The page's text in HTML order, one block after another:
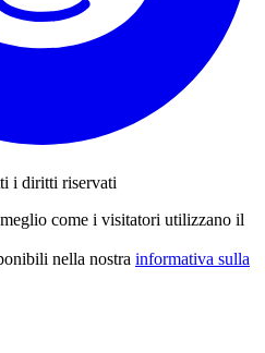
i diritti riservati
come i visitatori utilizzano il
nella nostra informativa sulla